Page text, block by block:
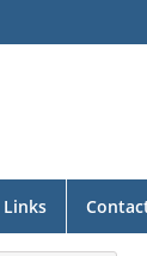
Links